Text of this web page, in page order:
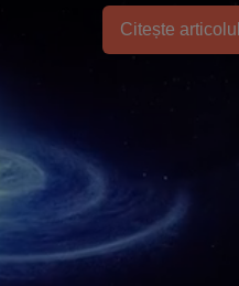
Citește articolul